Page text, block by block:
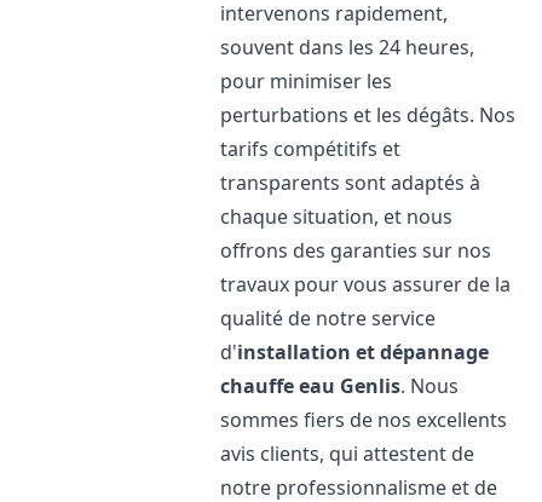
intervenons rapidement,
souvent dans les 24 heures,
pour minimiser les
perturbations et les dégâts. Nos
tarifs compétitifs et
transparents sont adaptés à
chaque situation, et nous
offrons des garanties sur nos
travaux pour vous assurer de la
qualité de notre service
d'installation et dépannage
chauffe eau Genlis. Nous
sommes fiers de nos excellents
avis clients, qui attestent de
notre professionnalisme et de